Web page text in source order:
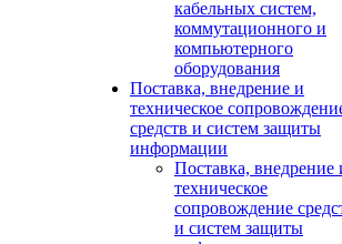
кабельных систем,
коммутационного и
компьютерного
оборудования
Поставка, внедрение и
техническое
средств и систем защиты
информации
Поставка, внедрение
техническое
сопровождение
и систем защиты